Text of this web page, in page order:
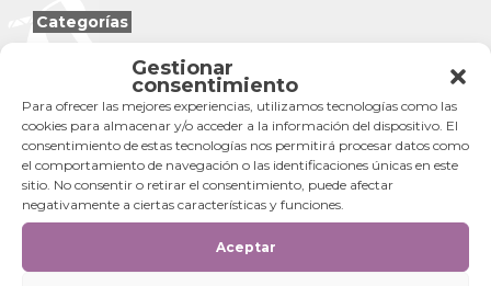
Gestionar
consentimiento
Para ofrecer las mejores experiencias, utilizamos tecnologías como las
cookies para almacenar y/o acceder a la información del dispositivo. El
consentimiento de estas tecnologías nos permitirá procesar datos como
el comportamiento de navegación o las identificaciones únicas en este
sitio. No consentir o retirar el consentimiento, puede afectar
negativamente a ciertas características y funciones.
Aceptar
Categorías